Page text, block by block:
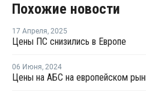
Похожие новости
17 Апреля, 2025
Цены ПС снизились в Европе
06 Июня, 2024